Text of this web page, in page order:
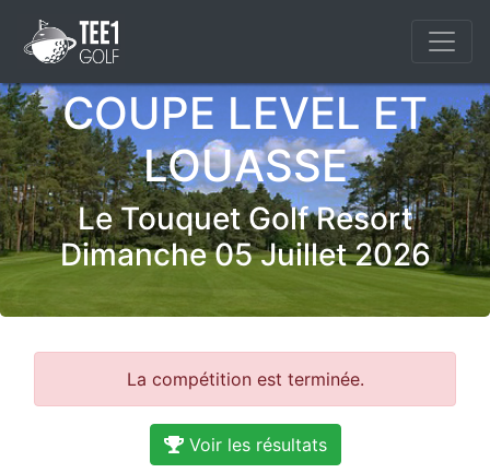
COUPE LEVEL ET
LOUASSE
Le Touquet Golf Resort
Dimanche 05 Juillet 2026
La compétition est terminée.
Voir les résultats